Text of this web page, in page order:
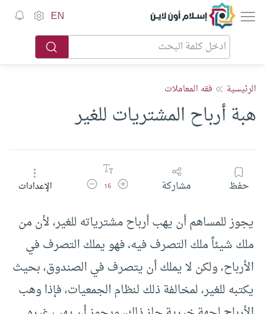
إسلام أون لاين EN
الرئيسية فقه المعاملات
هبة أرباح المشتريات للغير
حفظ مشاركة زيادة حجم الخط
16 تقليل حجم الخطالإعدادات
يجوز للمساهم أن يهب أرباح مشترياته للغير، لأن من
ملك شيئاً ملك التصرف فيه، فهو يملك التصرف في
الأرباح، ولكن لا يملك أن يتصرف في الصندوق، بحيث
يكتبه للغير، لمخالفة ذلك لنظام الجمعيات، فإذا وهب